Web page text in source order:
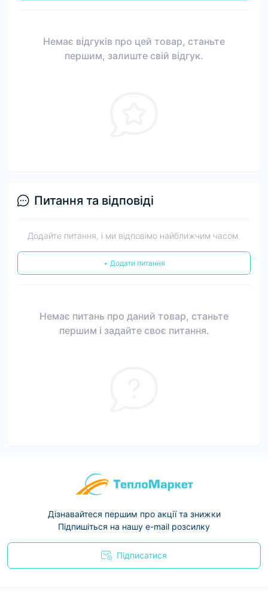
Немає відгуків про цей товар, станьте
першим, залиште свій відгук.
Питання та відповіді
Додайте питання, і ми відповімо найближчим часом.
+ Додати питання
Немає питань про даний товар, станьте
першим і задайте своє питання.
Дізнавайтеся першим про акції та знижки
Підпишіться на нашу e-mail розсилку
Підписатися